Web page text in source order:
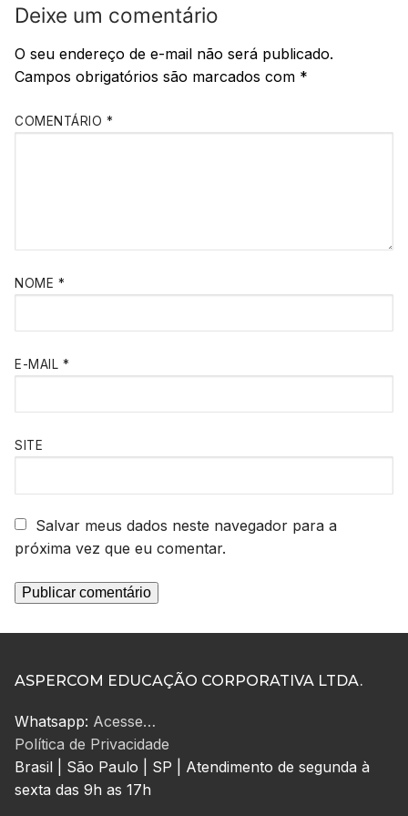
Deixe um comentário
O seu endereço de e-mail não será publicado.
Campos obrigatórios são marcados com *
COMENTÁRIO *
NOME *
E-MAIL *
SITE
Salvar meus dados neste navegador para a
próxima vez que eu comentar.
ASPERCOM EDUCAÇÃO CORPORATIVA LTDA.
Whatsapp: Acesse…
Política de Privacidade
Brasil | São Paulo | SP | Atendimento de segunda à
sexta das 9h as 17h